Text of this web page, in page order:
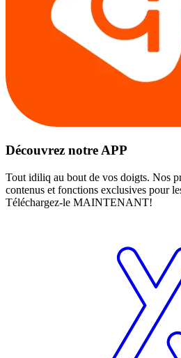
Découvrez notre APP
Tout idiliq au bout de vos doigts. Nos
contenus et fonctions exclusives pour
Téléchargez-le MAINTENANT!